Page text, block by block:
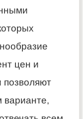
цен и
позволяют
варианте,